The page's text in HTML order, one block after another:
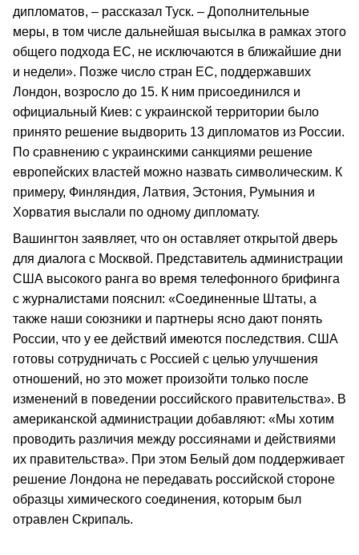
дипломатов, – рассказал Туск. – Дополнительные
меры, в том числе дальнейшая высылка в рамках этого
общего подхода ЕС, не исключаются в ближайшие дни
и недели». Позже число стран ЕС, поддержавших
Лондон, возросло до 15. К ним присоединился и
официальный Киев: с украинской территории было
принято решение выдворить 13 дипломатов из России.
По сравнению с украинскими санкциями решение
европейских властей можно назвать символическим. К
примеру, Финляндия, Латвия, Эстония, Румыния и
Хорватия выслали по одному дипломату.
Вашингтон заявляет, что он оставляет открытой дверь
для диалога с Москвой. Представитель администрации
США высокого ранга во время телефонного брифинга
с журналистами пояснил: «Соединенные Штаты, а
также наши союзники и партнеры ясно дают понять
России, что у ее действий имеются последствия. США
готовы сотрудничать с Россией с целью улучшения
отношений, но это может произойти только после
изменений в поведении российского правительства». В
американской администрации добавляют: «Мы хотим
проводить различия между россиянами и действиями
их правительства». При этом Белый дом поддерживает
решение Лондона не передавать российской стороне
образцы химического соединения, которым был
отравлен Скрипаль.